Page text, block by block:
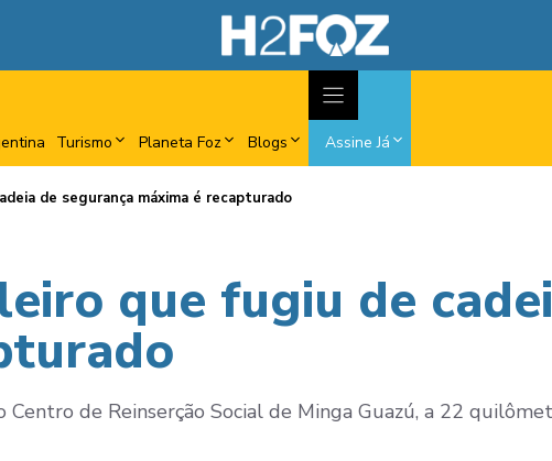
Turismo Planeta Foz Blogs Assine Já
de segurança máxima é recapturado
que fugiu de
de Reinserção Social de Minga Guazú, a 22